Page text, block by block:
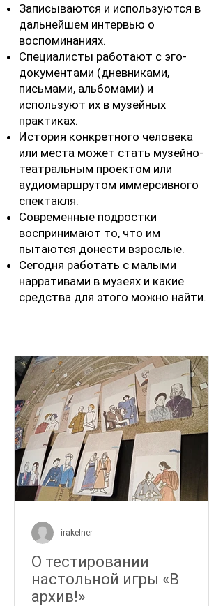
Записываются и используются в
дальнейшем интервью о
воспоминаниях.
Специалисты работают с эго-
документами (дневниками,
письмами, альбомами) и
используют их в музейных
практиках.
История конкретного человека
или места может стать музейно-
театральным проектом или
аудиомаршрутом иммерсивного
спектакля.
Современные подростки
воспринимают то, что им
пытаются донести взрослые.
Сегодня работать с малыми
нарративами в музеях и какие
средства для этого можно найти.
О тестировании
настольной игры «В
архив!»
irakelner